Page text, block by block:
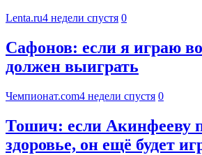
Lenta.ru4 недели спустя 0
Сафонов: если я играю
должен выиграть
Чемпионат.com4 недели спустя 0
Тошич: если Акинфееву
здоровье, он ещё будет